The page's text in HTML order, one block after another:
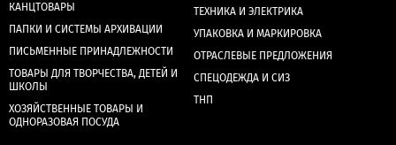
КАНЦТОВАРЫ
ПАПКИ И СИСТЕМЫ АРХИВАЦИИ
ПИСЬМЕННЫЕ ПРИНАДЛЕЖНОСТИ
ТОВАРЫ ДЛЯ ТВОРЧЕСТВА, ДЕТЕЙ И
ШКОЛЫ
ХОЗЯЙСТВЕННЫЕ ТОВАРЫ И
ОДНОРАЗОВАЯ ПОСУДА
ТЕХНИКА И ЭЛЕКТРИКА
УПАКОВКА И МАРКИРОВКА
ОТРАСЛЕВЫЕ ПРЕДЛОЖЕНИЯ
СПЕЦОДЕЖДА И СИЗ
ТНП